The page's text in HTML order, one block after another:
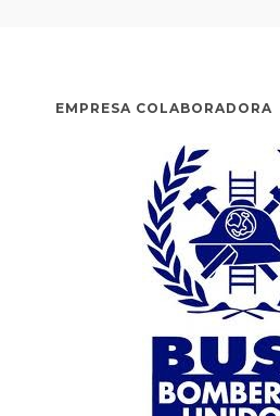
EMPRESA COLABORADORA